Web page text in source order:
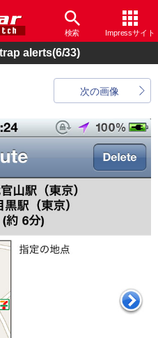
検索 Impressサイト
alerts(6/33)
次の画像